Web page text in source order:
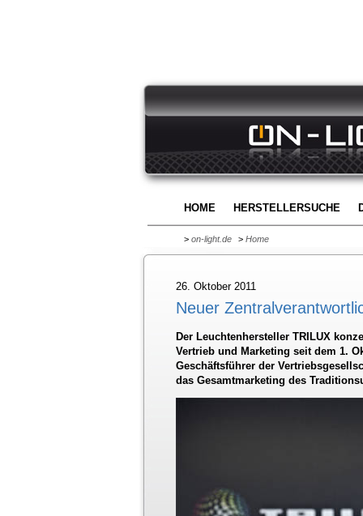
HOME HERSTELLERSUCHE
> on-light.de > Home
26. Oktober 2011
Neuer
Der Leuchtenhersteller TRILUX
Vertrieb und Marketing seit dem 1.
Geschäftsführer der
das Gesamtmarketing des